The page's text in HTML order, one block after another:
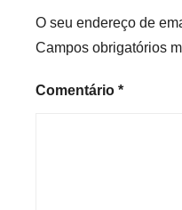
O seu endereço de
Campos obrigatórios
Comentário *